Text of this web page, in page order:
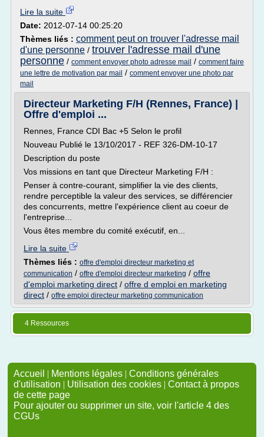
Lire la suite
Date: 2012-07-14 00:25:20
Thèmes liés : comment peut on trouver l'adresse mail
d'une personne / trouver l'adresse mail d'une
personne / comment envoyer photo adresse mail / comment faire
une lettre de motivation par mail / comment envoyer une photo par
mail
Directeur Marketing F/H (Rennes, France) |
Offre d'emploi ...
Rennes, France CDI Bac +5 Selon le profil
Nouveau Publié le 13/10/2017 - REF 326-DM-10-17
Description du poste
Vos missions en tant que Directeur Marketing F/H :
Penser à contre-courant, simplifier la vie des clients,
rendre perceptible la valeur des services, se différencier
des concurrents, mettre l'expérience client au coeur de
l'entreprise...
Vous êtes membre du comité exécutif, en...
Lire la suite
Thèmes liés : offre d'emploi directeur marketing et
communication / offre d'emploi directeur marketing / offre
d'emploi marketing direct / offre d emploi en marketing
direct / offre emploi directeur marketing communication
4 Ressources
Accueil | Mentions légales | Conditions générales
d'utilisation | Utilisation des cookies | Contact à propos
de cette page
Pour ajouter ou supprimer un site, voir l'article 4 des
CGUs